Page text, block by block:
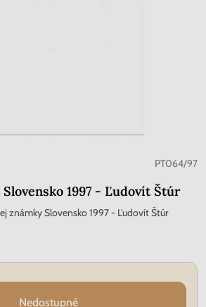
PT064/97
1997 - Ľudovít Štúr
známky Slovensko 1997 - Ľudovít Štúr
Nedostupné